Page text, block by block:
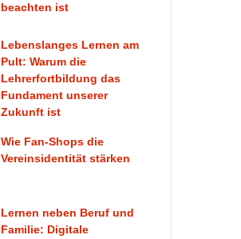
beachten ist
Lebenslanges Lernen am
Pult: Warum die
Lehrerfortbildung das
Fundament unserer
Zukunft ist
Wie Fan-Shops die
Vereinsidentität stärken
Lernen neben Beruf und
Familie: Digitale